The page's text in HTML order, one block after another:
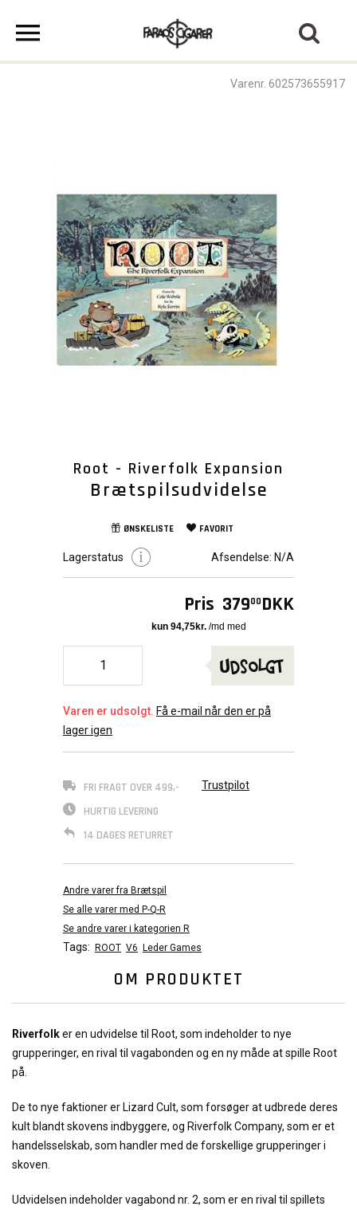
Varenr. 602573655917
Root - Riverfolk Expansion
Brætspilsudvidelse
ØNSKELISTE FAVORIT
Lagerstatus Afsendelse: N/A
Pris 37900 DKK
Udsolgt
Varen er udsolgt. Få e-mail når den er på
lager igen
FRI FRAGT OVER 499,-
HURTIG LEVERING
14 DAGES RETURRET
Trustpilot
Andre varer fra Brætspil
Se alle varer med P-Q-R
Se andre varer i kategorien R
Tags: ROOT V6 Leder Games
OM PRODUKTET
Riverfolker en udvidelse til Root, som indeholder to nye
grupperinger, en rival til vagabonden og en ny måde at spille Root
på.
De to nye faktioner er Lizard Cult, som forsøger at udbrede deres
kult blandt skovens indbyggere, og Riverfolk Company, som er et
handelsselskab, som handler med de forskellige grupperinger i
skoven.
Udvidelsen indeholder vagabond nr. 2, som er en rival til spillets